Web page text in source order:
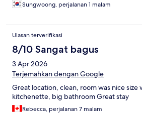
Sungwoong, perjalanan 1 malam
Ulasan terverifikasi
8/10 Sangat bagus
3 Apr 2026
Terjemahkan dengan Google
Great location, clean, room was nice
kitchenette, big bathroom Great stay
Rebecca, perjalanan 7 malam